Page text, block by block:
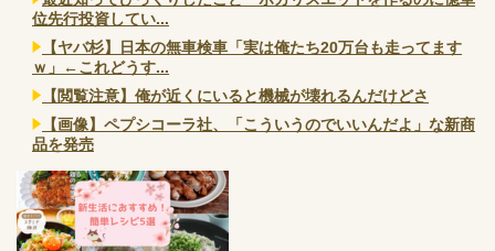
位先行投資してい...
【ヤバ杉】日本の無車検車「実は俺たち20万台も走ってます
ｗ」←これどうす...
【閲覧注意】俺が近くにいると機械が壊れるんだけどさ
【画像】ペプシコーラ社、「こういうのでいいんだよ」な新商
品を発売